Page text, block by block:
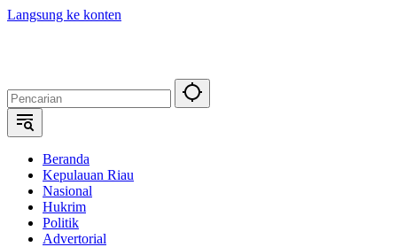
Langsung ke konten
Beranda
Kepulauan Riau
Nasional
Hukrim
Politik
Advertorial